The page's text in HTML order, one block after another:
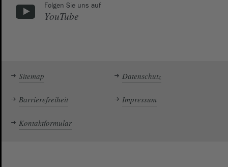
Folgen Sie uns auf
YouTube
Sitemap Datenschutz
Barrierefreiheit Impressum
Kontaktformular